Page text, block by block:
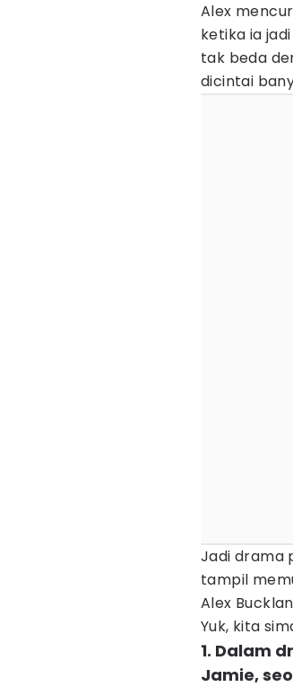
Alex
ketika ia
tak beda
dicintai
Jadi drama
tampil
Alex
Yuk, kita
1. Dalam
Jamie,